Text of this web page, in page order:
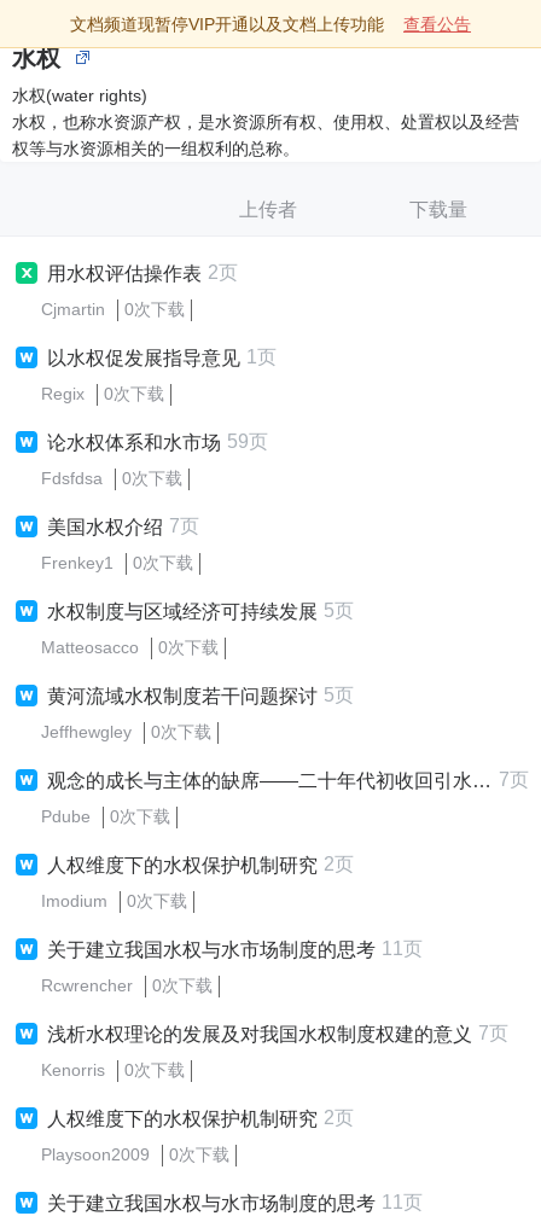
文档频道现暂停VIP开通以及文档上传功能 查看公告
水权
水权(water rights)
水权，也称水资源产权，是水资源所有权、使用权、处置权以及经营
权等与水资源相关的一组权利的总称。
上传者 下载量
用水权评估操作表 2页
Cjmartin 0次下载
以水权促发展指导意见 1页
Regix 0次下载
论水权体系和水市场 59页
Fdsfdsa 0次下载
美国水权介绍 7页
Frenkey1 0次下载
水权制度与区域经济可持续发展 5页
Matteosacco 0次下载
黄河流域水权制度若干问题探讨 5页
Jeffhewgley 0次下载
观念的成长与主体的缺席——二十年代初收回引水权的尝试 7页
Pdube 0次下载
人权维度下的水权保护机制研究 2页
Imodium 0次下载
关于建立我国水权与水市场制度的思考 11页
Rcwrencher 0次下载
浅析水权理论的发展及对我国水权制度权建的意义 7页
Kenorris 0次下载
人权维度下的水权保护机制研究 2页
Playsoon2009 0次下载
关于建立我国水权与水市场制度的思考 11页